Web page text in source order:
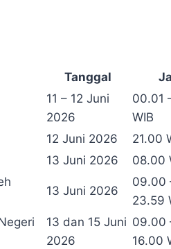
Tanggal
11 – 12 Juni
2026
00.01
WIB
12 Juni 2026 21.00
13 Juni 2026 08.00
13 Juni 2026
09.00
23.59
13 dan 15 Juni
2026
09.00
16.00